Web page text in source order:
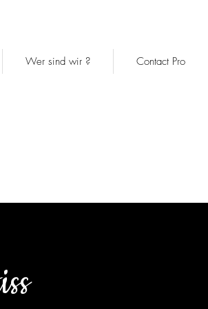
Wer sind wir ? Contact Pro